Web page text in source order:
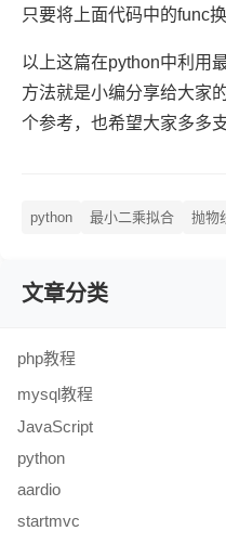
只要将上面代码中的func
以上这篇在python中利用
方法就是小编分享给大家
个参考，也希望大家多多
python 最小二乘拟合 抛物
文章分类
php教程
mysql教程
JavaScript
python
aardio
startmvc